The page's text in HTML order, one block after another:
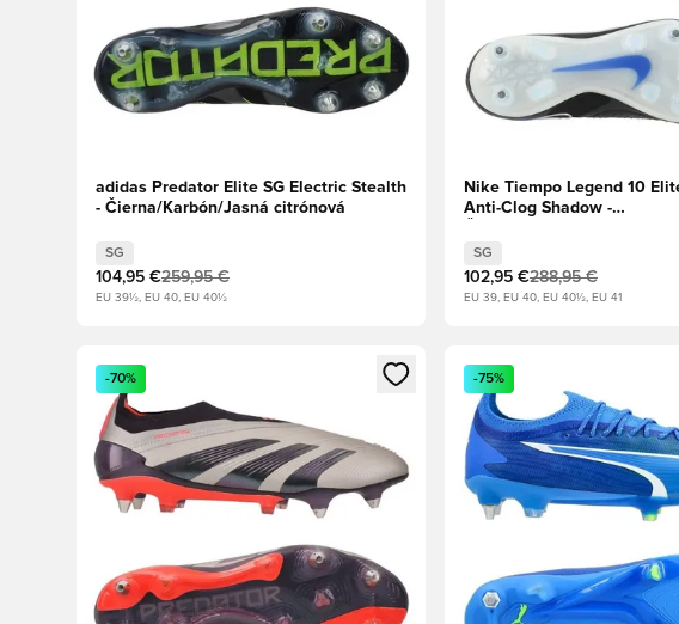
adidas Predator Elite SG Electric Stealth
- Čierna/Karbón/Jasná citrónová
SG
104,95 €259,95 €
EU 39½, EU 40, EU 40½
Nike Tiempo Legend 10
Anti-Clog Shadow -
SG
102,95 €288,95 €
EU 39, EU 40, EU 40½, EU 41
Otvorí modál na prihlásenie alebo registráciu ako člen
-70%
Otvorí modál na
-75%